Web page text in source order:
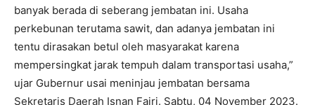
banyak berada di seberang jembatan ini. Usaha
perkebunan terutama sawit, dan adanya jembatan ini
tentu dirasakan betul oleh masyarakat karena
mempersingkat jarak tempuh dalam transportasi usaha,”
ujar Gubernur usai meninjau jembatan bersama
Sekretaris Daerah Isnan Fajri. Sabtu, 04 November 2023.